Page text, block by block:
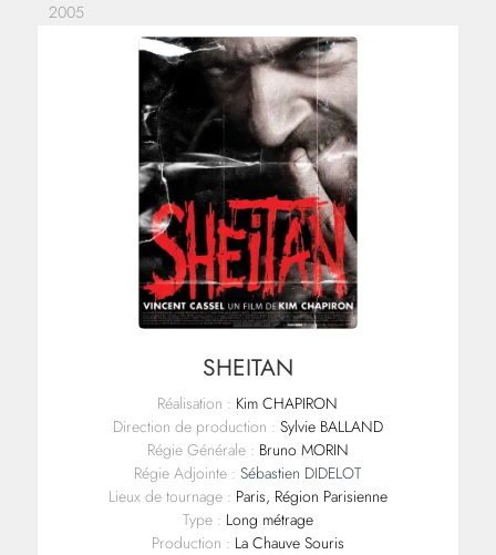
2005
SHEITAN
Réalisation : Kim CHAPIRON
Direction de production : Sylvie BALLAND
Régie Générale : Bruno MORIN
Régie Adjointe :Sébastien DIDELOT
Lieux de tournage : Paris, Région Parisienne
Type : Long métrage
Production : La Chauve Souris